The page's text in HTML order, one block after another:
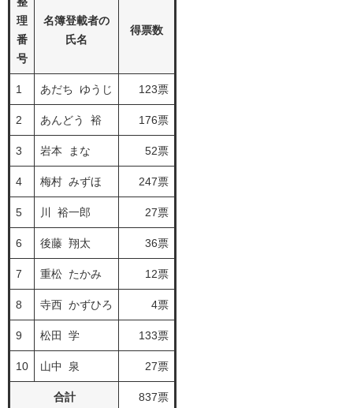
理
番
号
名簿登載者の
氏名
得票数
1 あだち ゆうじ 123票
2 あんどう 裕 176票
3 岩本 まな 52票
4 梅村 みずほ 247票
5 川 裕一郎 27票
6 後藤 翔太 36票
7 重松 たかみ 12票
8 寺西 かずひろ 4票
9 松田 学 133票
10 山中 泉 27票
合計 837票